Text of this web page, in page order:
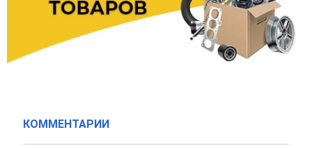
КОММЕНТАРИИ